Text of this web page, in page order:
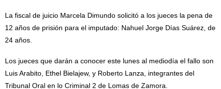
La fiscal de juicio Marcela Dimundo solicitó a los jueces la pena de
12 años de prisión para el imputado: Nahuel Jorge Días Suárez, de
24 años.
Los jueces que darán a conocer este lunes al mediodía el fallo son
Luis Arabito, Ethel Bielajew, y Roberto Lanza, integrantes del
Tribunal Oral en lo Criminal 2 de Lomas de Zamora.